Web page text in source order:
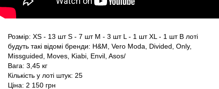
Розмір: XS - 13 шт S - 7 шт M - 3 шт L - 1 шт XL - 1 шт В лоті
будуть такі відомі бренди: H&M, Vero Moda, Divided, Only,
Missguided, Moves, Kiabi, Envil, Asos/
Вага: 3,45 кг
Кількість у лоті штук: 25
Ціна: 2 150 грн